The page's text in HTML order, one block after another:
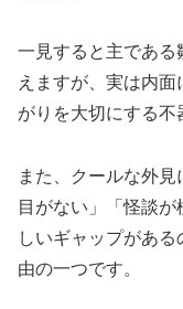
一見すると主である
えますが、実は内
がりを大切にする不
また、クールな外
目がない」「怪談
しいギャップがあ
由の一つです。